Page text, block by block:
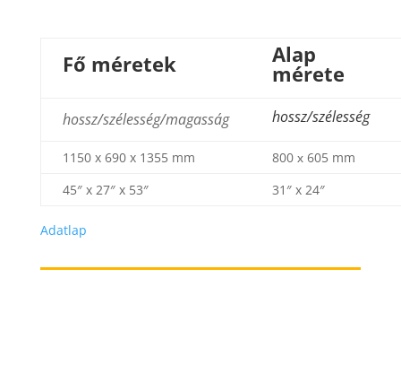
Fő méretek Alap
mérete
hossz/szélesség/magasság hossz/szélesség
1150 x 690 x 1355 mm
800 х 605 mm
45″ x 27″ x 53″
31″ x 24″
Adatlap